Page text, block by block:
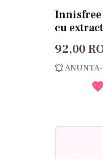
Innisfree
cu
92,00